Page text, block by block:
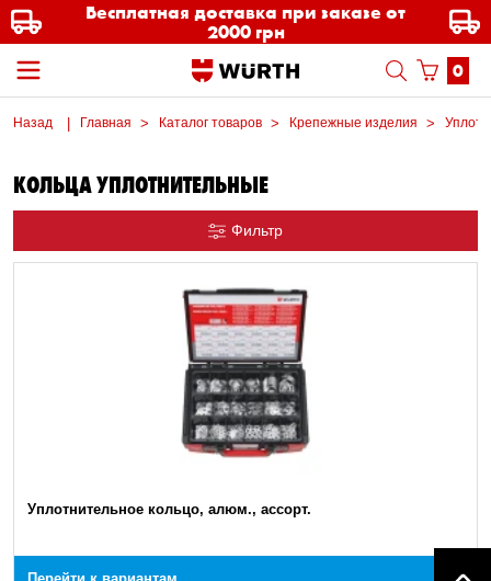
Бесплатная доставка при заказе от
2000 грн
0
Назад Главная Каталог товаров Крепежные изделия
КОЛЬЦА УПЛОТНИТЕЛЬНЫЕ
Фильтр
Уплотнительное кольцо, алюм., ассорт.